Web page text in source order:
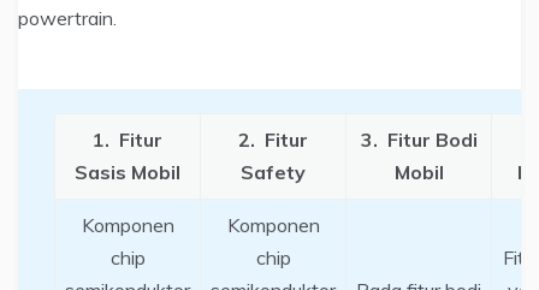
powertrain.
1. Fitur
Sasis Mobil
2. Fitur
Safety
3. Fitur Bodi
Mobil
Komponen
chip
Komponen
chip